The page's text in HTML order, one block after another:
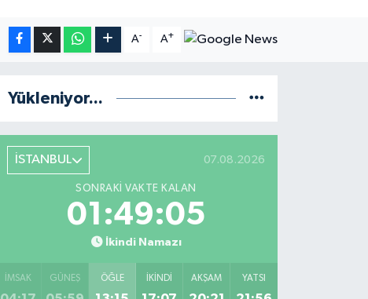
A- A+
Yükleniyor...
İSTANBUL 07.08.2026
SONRAKI VAKTE KALAN
01:49:04
İkindi Namazı
İMSAK GÜNEŞ ÖĞLE İKINDI AKŞAM YATSI